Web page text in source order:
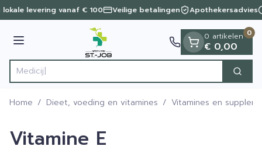
Ga naar de inhoud
1 van 1
levering vanaf € 100 Veilige betalingen Apothekersadvies
Menu
Product, merk, categorie... Zoek
0 artikelen
€ 0,00
0
Home / Dieet, voeding en vitamines / Vitamines en
Vitamine E